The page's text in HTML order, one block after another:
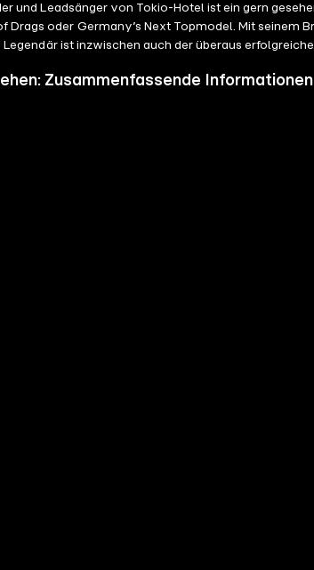
und Leadsänger von Tokio-Hotel ist ein gern
Drags oder Germany’s Next Topmodel. Mit seinem
ist inzwischen auch der überaus
Zusammenfassende Informationen